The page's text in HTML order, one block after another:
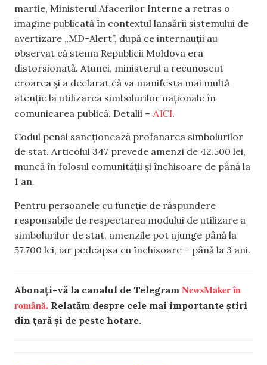
martie, Ministerul Afacerilor Interne a retras o
imagine publicată în contextul lansării sistemului de
avertizare „MD-Alert”, după ce internauții au
observat că stema Republicii Moldova era
distorsionată. Atunci, ministerul a recunoscut
eroarea și a declarat că va manifesta mai multă
atenție la utilizarea simbolurilor naționale în
comunicarea publică. Detalii – AICI.
Codul penal sancționează profanarea simbolurilor
de stat. Articolul 347 prevede amenzi de 42.500 lei,
muncă în folosul comunității și închisoare de până la
1 an.
Pentru persoanele cu funcție de răspundere
responsabile de respectarea modului de utilizare a
simbolurilor de stat, amenzile pot ajunge până la
57.700 lei, iar pedeapsa cu închisoare – până la 3 ani.
Abonați-vă la canalul de Telegram NewsMaker în
română. Relatăm despre cele mai importante știri
din țară și de peste hotare.